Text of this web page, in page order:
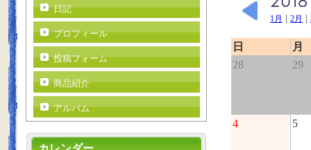
1月 | 2月 |
日
月
28
29
4 5
日記
プロフィール
投稿フォーム
商品紹介
アルバム